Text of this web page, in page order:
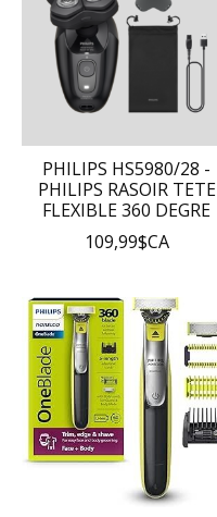
PHILIPS HS5980/28 -
PHILIPS RASOIR TETE
FLEXIBLE 360 DEGRE
109,99$CA